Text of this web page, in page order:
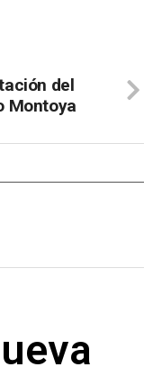
del
Montoya